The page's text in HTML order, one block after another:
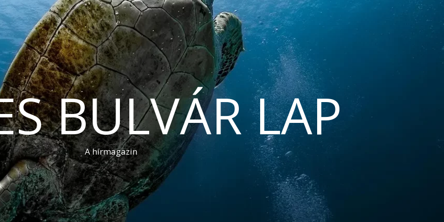
BULVÁR LAP
A hírmagazin